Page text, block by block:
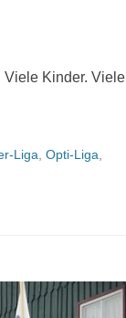
Viele Kinder. Viele
Liga Opti-Liga